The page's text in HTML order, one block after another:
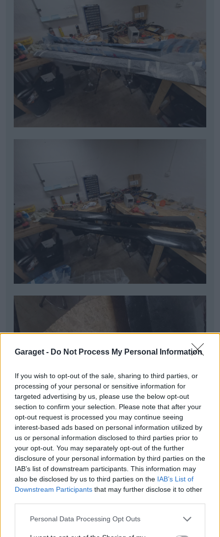
Garaget - Do Not Process My Personal Information
If you wish to opt-out of the sale, sharing to third parties, or
processing of your personal or sensitive information for
targeted advertising by us, please use the below opt-out
section to confirm your selection. Please note that after your
opt-out request is processed you may continue seeing
interest-based ads based on personal information utilized by
us or personal information disclosed to third parties prior to
your opt-out. You may separately opt-out of the further
disclosure of your personal information by third parties on the
IAB’s list of downstream participants. This information may
also be disclosed by us to third parties on the IAB’s List of
Downstream Participants that may further disclose it to other
Personal Data Processing Opt Outs